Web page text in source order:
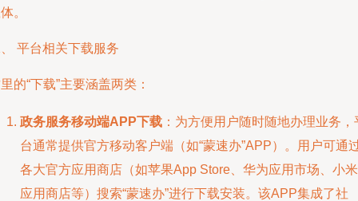
。
平台相关下载服务
的“下载”主要涵盖两类：
政务服务移动端APP下载 ：为方便用户随时随地办理业务，
台通常提供官方移动客户端（如“蒙速办”APP）。用户可通
各大官方应用商店（如苹果App Store、华为应用市场、小米
应用商店等）搜索“蒙速办”进行下载安装。该APP集成了社